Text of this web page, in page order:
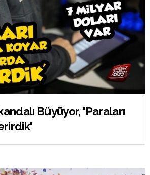
Büyüyor, 'Paraları